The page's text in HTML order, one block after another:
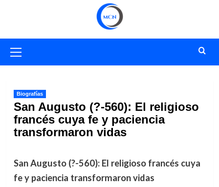
primario
Biografías
San Augusto (?-560): El religioso
francés cuya fe y paciencia
transformaron vidas
San Augusto (?-560): El religioso francés cuya
fe y paciencia transformaron vidas